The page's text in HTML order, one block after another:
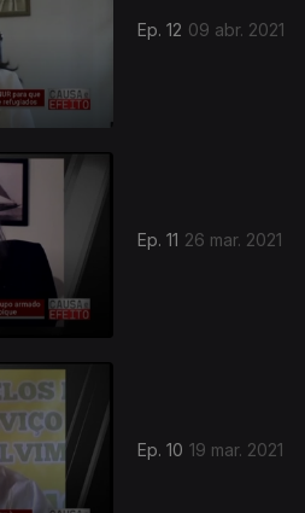
Ep. 12 09 abr. 2021
Ep. 11 26 mar. 2021
Ep. 10 19 mar. 2021